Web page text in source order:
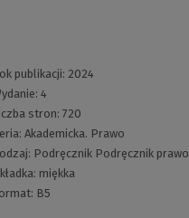
publikacji: 2024
4
stron:720
Akademicka. Prawo
Podręcznik Podręcznik prawo
miękka
B5